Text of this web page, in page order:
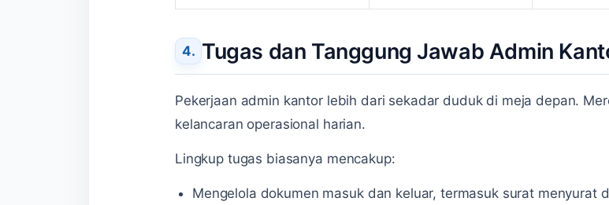
Tugas dan Tanggung Jawab Admin
Pekerjaan admin kantor lebih dari sekadar duduk di meja depan.
kelancaran operasional harian.
Lingkup tugas biasanya mencakup:
Mengelola dokumen masuk dan keluar, termasuk surat menyurat